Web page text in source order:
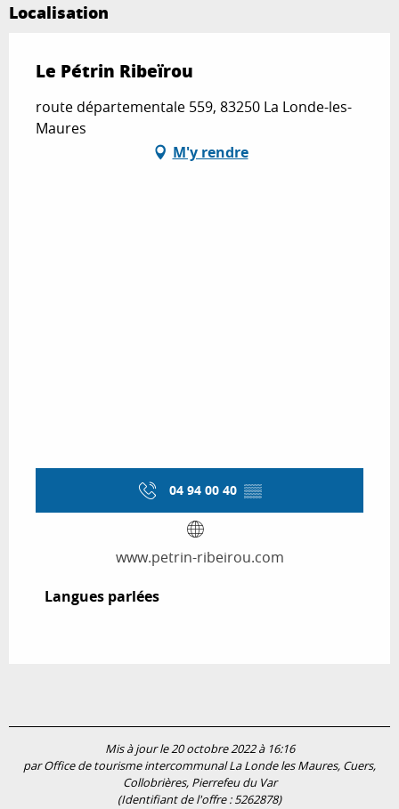
Localisation
Le Pétrin Ribeïrou
route départementale 559, 83250 La Londe-les-
Maures
M'y rendre
04 94 00 40 ▒▒
www.petrin-ribeirou.com
Langues parlées
Langues parlées
Mis à jour le 20 octobre 2022 à 16:16
par Office de tourisme intercommunal La Londe les Maures, Cuers,
Collobrières, Pierrefeu du Var
(Identifiant de l'offre :5262878)